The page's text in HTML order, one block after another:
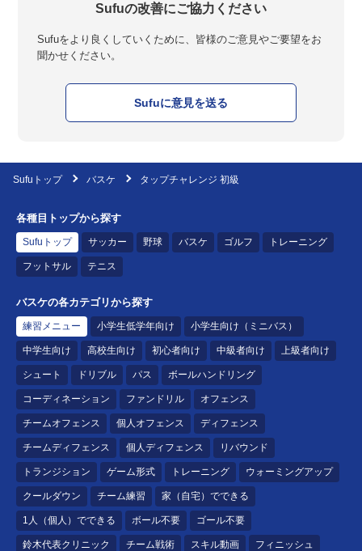
Sufuの改善にご協力ください
Sufuをより良くしていくために、皆様のご意見やご要望をお
聞かせください。
Sufuに意見を送る
Sufuトップ バスケ タップチャレンジ 初級
各種目トップから探す
Sufuトップ サッカー 野球 バスケ ゴルフ トレーニング
フットサル テニス
バスケの各カテゴリから探す
練習メニュー 小学生低学年向け 小学生向け（ミニバス）
中学生向け 高校生向け 初心者向け 中級者向け 上級者向け
シュート ドリブル パス ボールハンドリング
コーディネーション ファンドリル オフェンス
チームオフェンス 個人オフェンス ディフェンス
チームディフェンス 個人ディフェンス リバウンド
トランジション ゲーム形式 トレーニング ウォーミングアップ
クールダウン チーム練習 家（自宅）でできる
1人（個人）でできる ボール不要 ゴール不要
鈴木代表クリニック チーム戦術 スキル動画 フィニッシュ